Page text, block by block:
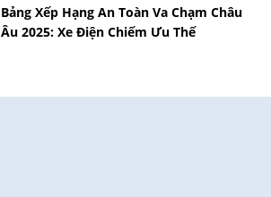
Bảng Xếp Hạng An Toàn Va Chạm Châu
Âu 2025: Xe Điện Chiếm Ưu Thế